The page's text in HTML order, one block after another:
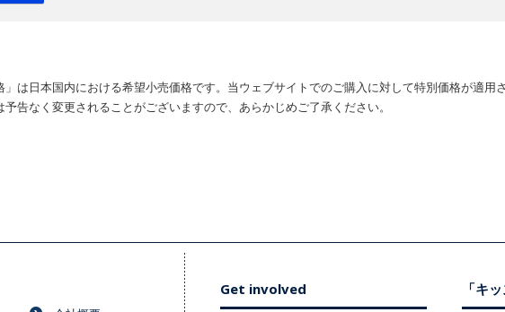
は日本国内における希望小売価格です。当ウェブサイトでのご購入に対して特別価格が適用
告なく変更されることがございますので、あらかじめご了承ください。
Get involved 「キ